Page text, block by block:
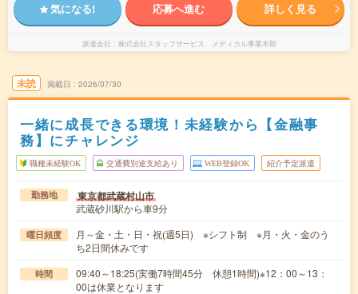
気になる! 応募へ進む 詳しく見る
派遣会社 株式会社スタッフサービス メディカル事業本部
未読 掲載日 2026/07/30
一緒に成長できる環境！未経験から【金融事
務】にチャレンジ
職種未経験OK 交通費別途支給あり WEB登録OK 紹介予定派遣
勤務地 東京都武蔵村山市
武蔵砂川駅から車9分
曜日頻度
月～金・土・日・祝(週5日) ※シフト制 ※月・火・金のう
ち2日間休みです
時間
09:40～18:25(実働7時間45分 休憩1時間)※12：00～13：
00は休業となります